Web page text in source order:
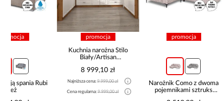
Kuchnia narożna Stilo
265x300x180 Cm
Najniższa cena: 9 999,00 zł
9 999,00 zł
Narożnik Como z dwoma
pojemnikami sztruks
beżowy
Narożnik z